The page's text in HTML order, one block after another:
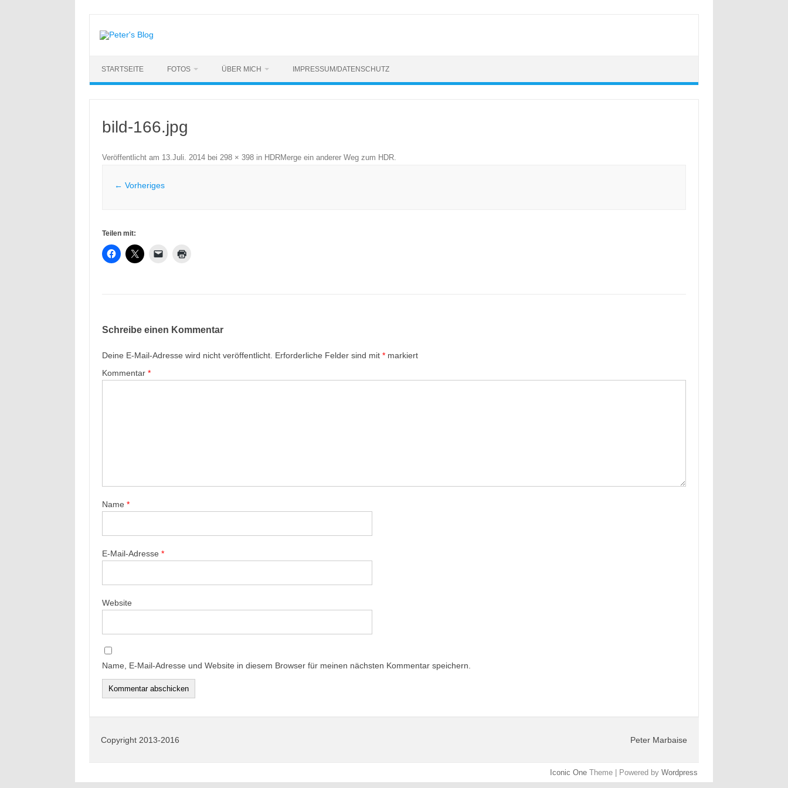
springen
STARTSEITE FOTOS ÜBER MICH IMPRESSUM/DATENSCHUTZ
bild-166.jpg
Veröffentlicht am 13.Juli. 2014bei 298 × 398in HDRMerge ein anderer Weg zum HDR.
← Vorheriges
Teilen mit:
Schreibe einen Kommentar
Deine E-Mail-Adresse wird nicht veröffentlicht. Erforderliche Felder sind mit *markiert
Kommentar *
Name *
E-Mail-Adresse *
Website
Name, E-Mail-Adresse und Website in diesem Browser für meinen nächsten Kommentar speichern.
Copyright 2013-2016 Peter Marbaise
Iconic One Theme | Powered by Wordpress